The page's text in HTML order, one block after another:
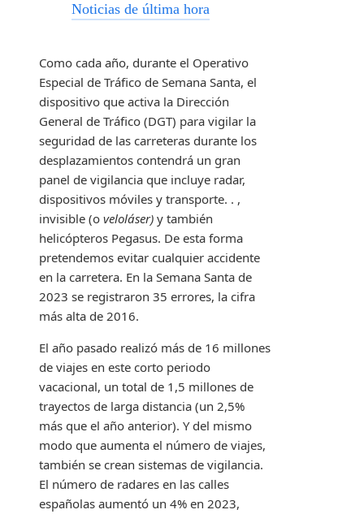
Noticias de última hora
Como cada año, durante el Operativo
Especial de Tráfico de Semana Santa, el
dispositivo que activa la Dirección
General de Tráfico (DGT) para vigilar la
seguridad de las carreteras durante los
desplazamientos contendrá un gran
panel de vigilancia que incluye radar,
dispositivos móviles y transporte. . ,
invisible (o veloláser) y también
helicópteros Pegasus. De esta forma
pretendemos evitar cualquier accidente
en la carretera. En la Semana Santa de
2023 se registraron 35 errores, la cifra
más alta de 2016.
El año pasado realizó más de 16 millones
de viajes en este corto periodo
vacacional, un total de 1,5 millones de
trayectos de larga distancia (un 2,5%
más que el año anterior). Y del mismo
modo que aumenta el número de viajes,
también se crean sistemas de vigilancia.
El número de radares en las calles
españolas aumentó un 4% en 2023,